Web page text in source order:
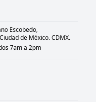
Escobedo,
de México. CDMX.
7am a 2pm